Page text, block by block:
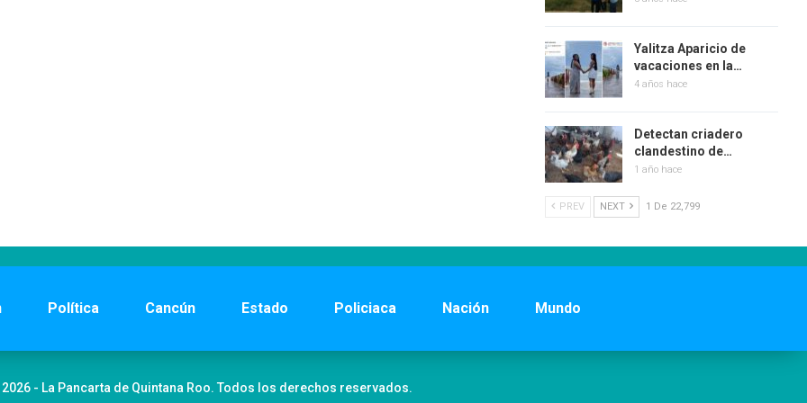
Yalitza Aparicio de
vacaciones en la…
4 años hace
Detectan criadero
clandestino de…
1 año hace
PREV NEXT 1 De 22,799
Política Cancún Estado Policiaca Nación Mundo
- La Pancarta de Quintana Roo. Todos los derechos reservados.